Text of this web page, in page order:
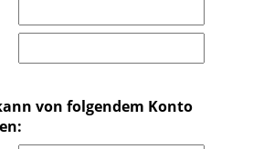
von folgendem Konto